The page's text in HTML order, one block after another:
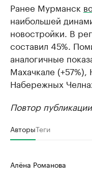
Ранее Мурманск
наибольшей
новостройки. В
составил 45%.
аналогичные
Махачкале (+57%),
Набережных
Повтор
АвторыТеги
Алёна Романова